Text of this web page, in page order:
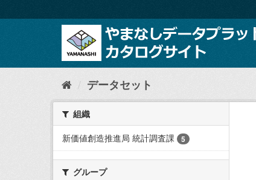
キ
て
データセット
組織
新価値創造推進局 統計調査課
5
グループ